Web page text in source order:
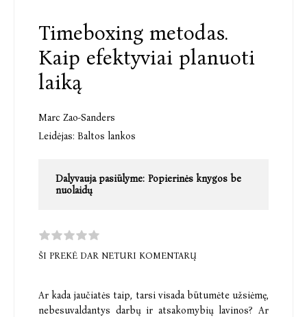
Timeboxing metodas.
Kaip efektyviai planuoti
laiką
Marc Zao-Sanders
Leidėjas: Baltos lankos
Dalyvauja pasiūlyme: Popierinės knygos be
nuolaidų
ŠI PREKĖ DAR NETURI KOMENTARŲ
Ar kada jaučiatės taip, tarsi visada būtumėte užsiėmę,
nebesuvaldantys darbų ir atsakomybių lavinos? Ar